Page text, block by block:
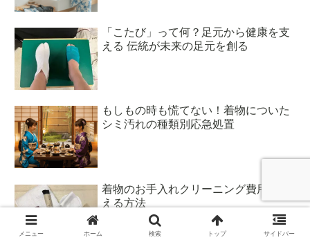
「こたび」って何？足元から健康を支
える 伝統が未来の足元を創る
もしもの時も慌てない！着物についた
シミ汚れの種類別応急処置
着物のお手入れクリーニング費用を抑
える方法
メニュー ホーム 検索 トップ サイドバー